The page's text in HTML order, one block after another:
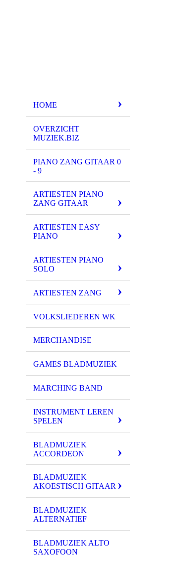
HOME
OVERZICHT
MUZIEK.BIZ
PIANO ZANG GITAAR 0
- 9
ARTIESTEN PIANO
ZANG GITAAR
ARTIESTEN EASY
PIANO
ARTIESTEN PIANO
SOLO
ARTIESTEN ZANG
VOLKSLIEDEREN WK
MERCHANDISE
GAMES BLADMUZIEK
MARCHING BAND
INSTRUMENT LEREN
SPELEN
BLADMUZIEK
ACCORDEON
BLADMUZIEK
AKOESTISCH GITAAR
BLADMUZIEK
ALTERNATIEF
BLADMUZIEK ALTO
SAXOFOON